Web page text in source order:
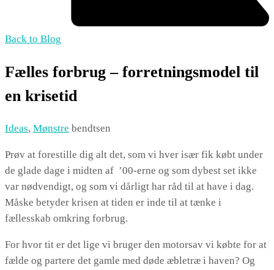
Back to Blog
Fælles forbrug – forretningsmodel til
en krisetid
Ideas, Mønstre bendtsen
Prøv at forestille dig alt det, som vi hver især fik købt under
de glade dage i midten af ’00-erne og som dybest set ikke
var nødvendigt, og som vi dårligt har råd til at have i dag.
Måske betyder krisen at tiden er inde til at tænke i
fællesskab omkring forbrug.
For hvor tit er det lige vi bruger den motorsav vi købte for at
fælde og partere det gamle med døde æbletræ i haven? Og